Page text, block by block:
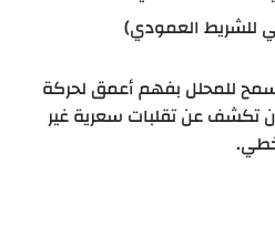
للشريط العمودي)
للمحلل بفهم أعمق لحركة
تكشف عن تقلبات سعرية غير